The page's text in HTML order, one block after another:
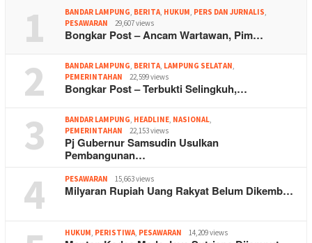
1 BANDAR LAMPUNG, BERITA, HUKUM, PERS DAN JURNALIS,
PESAWARAN
29,607 views
Bongkar Post – Ancam Wartawan, Pim…
2 BANDAR LAMPUNG, BERITA, LAMPUNG SELATAN,
PEMERINTAHAN
22,599 views
Bongkar Post – Terbukti Selingkuh,…
3 BANDAR LAMPUNG, HEADLINE, NASIONAL,
PEMERINTAHAN
22,153 views
Pj Gubernur Samsudin Usulkan
Pembangunan…
4 PESAWARAN 15,663 views
Milyaran Rupiah Uang Rakyat Belum Dikemb…
HUKUM, PERISTIWA, PESAWARAN 14,209 views